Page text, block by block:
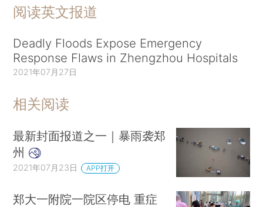
阅读英文报道
Deadly Floods Expose Emergency
Response Flaws in Zhengzhou Hospitals
2021年07月27日
相关阅读
最新封面报道之一｜暴雨袭郑
州
2021年07月23日 APP打开
郑大一附院一院区停电 重症